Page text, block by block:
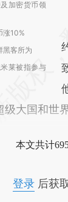
加密货币领
涨10%
黑客所为
莱被指参与
大国和世
本文共计
登录后获